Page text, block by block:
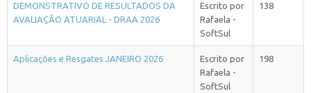
DEMONSTRATIVO DE RESULTADOS DA
AVALIAÇÃO ATUARIAL - DRAA 2026
Escrito por
Rafaela -
SoftSul
138
Aplicações e Resgates JANEIRO 2026
Escrito por
Rafaela -
SoftSul
198